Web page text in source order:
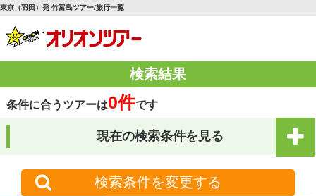
東京（羽田）発 竹富島ツアー/旅行一覧
検索結果
条件に合うツアーは0件です
現在の検索条件を見る
検索条件を変更する